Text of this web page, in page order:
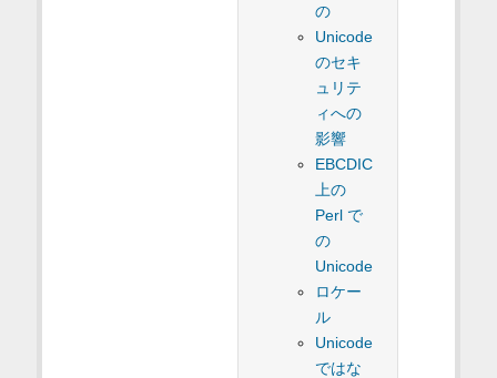
の
Unicode
のセキ
ュリテ
ィへの
影響
EBCDIC
上の
Perl で
の
Unicode
ロケー
ル
Unicode
ではな